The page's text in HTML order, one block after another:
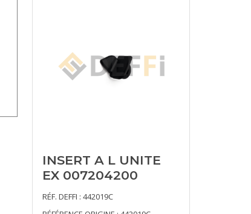
INSERT A L UNITE
EX 007204200
RÉF. DEFFI : 442019C